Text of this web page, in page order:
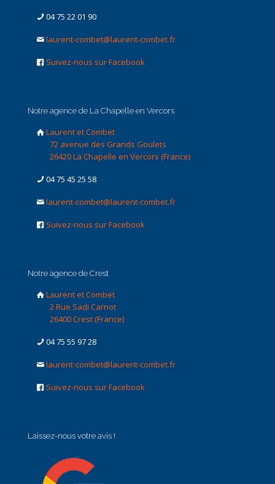
04 75 22 01 90
laurent-combet@laurent-combet.fr
Suivez-nous sur Facebook
Notre agence de La Chapelle en Vercors
Laurent et Combet
72 avenue des Grands Goulets
26420 La Chapelle en Vercors (France)
04 75 45 25 58
laurent-combet@laurent-combet.fr
Suivez-nous sur Facebook
Notre agence de Crest
Laurent et Combet
2 Rue Sadi Carnot
26400 Crest (France)
04 75 55 97 28
laurent-combet@laurent-combet.fr
Suivez-nous sur Facebook
Laissez-nous votre avis !